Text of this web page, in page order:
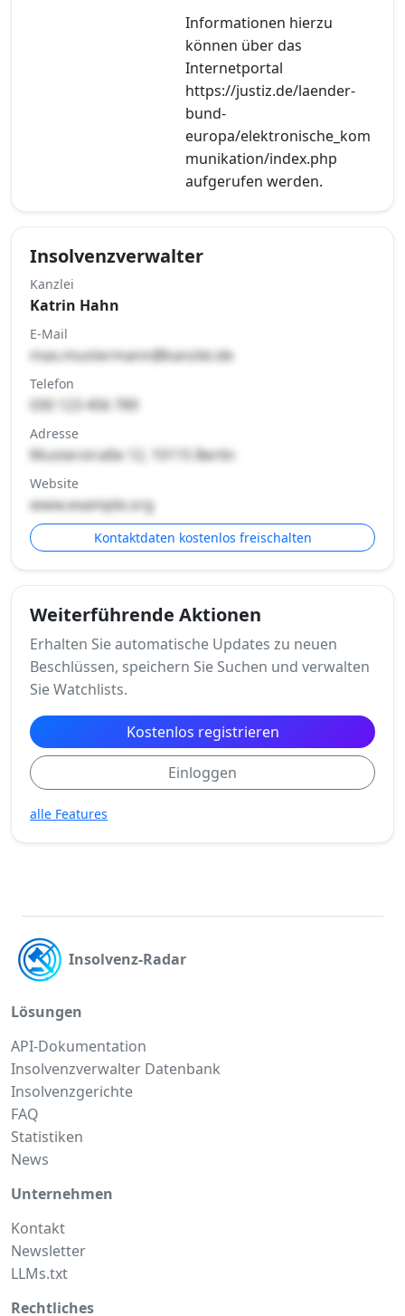
Informationen hierzu
können über das
Internetportal
https://justiz.de/laender-
bund-
europa/elektronische_kom
munikation/index.php
aufgerufen werden.
Insolvenzverwalter
Kanzlei
Katrin Hahn
E-Mail
max.mustermann@kanzlei.de
Telefon
030 123 456 789
Adresse
Musterstraße 12, 10115 Berlin
Website
www.example.org
Kontaktdaten kostenlos freischalten
Weiterführende Aktionen
Erhalten Sie automatische Updates zu neuen
Beschlüssen, speichern Sie Suchen und verwalten
Sie Watchlists.
Kostenlos registrieren
Einloggen
alle Features
Insolvenz-Radar
Lösungen
API-Dokumentation
Insolvenzverwalter Datenbank
Insolvenzgerichte
FAQ
Statistiken
News
Unternehmen
Kontakt
Newsletter
LLMs.txt
Rechtliches